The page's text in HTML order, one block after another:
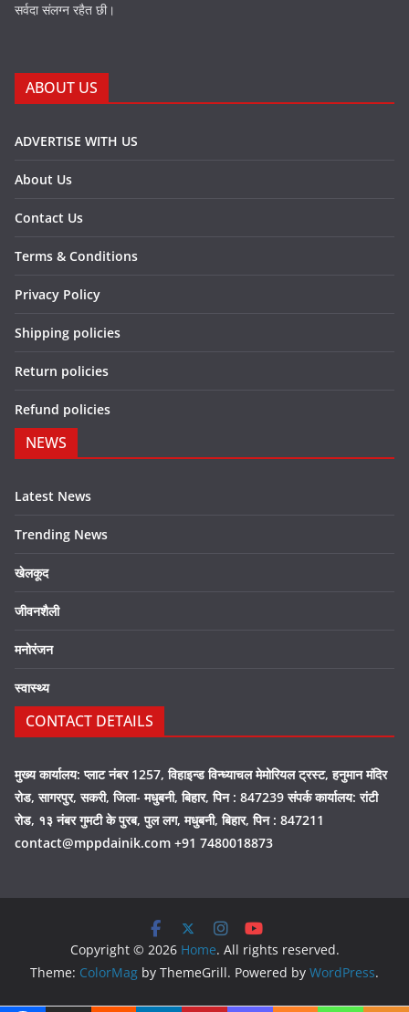
सर्वदा संलग्न रहैत छी।
ABOUT US
ADVERTISE WITH US
About Us
Contact Us
Terms & Conditions
Privacy Policy
Shipping policies
Return policies
Refund policies
NEWS
Latest News
Trending News
खेलकूद
जीवनशैली
मनोरंजन
स्वास्थ्य
CONTACT DETAILS
मुख्य कार्यालय: प्लाट नंबर 1257, विहाइन्ड विन्ध्याचल मेमोरियल ट्रस्ट, हनुमान मंदिर
रोड, सागरपुर, सकरी, जिला- मधुबनी, बिहार, पिन : 847239 संपर्क कार्यालय: रांटी
रोड, १३ नंबर गुमटी के पुरब, पुल लग, मधुबनी, बिहार, पिन : 847211
contact@mppdainik.com +91 7480018873
Copyright © 2026 Home. All rights reserved.
Theme: ColorMag by ThemeGrill. Powered by WordPress.